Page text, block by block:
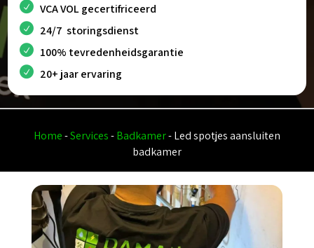
VCA VOL gecertifriceerd
24/7 storingsdienst
100% tevredenheidsgarantie
20+ jaar ervaring
Home-Services-Badkamer-Led spotjes aansluiten
badkamer